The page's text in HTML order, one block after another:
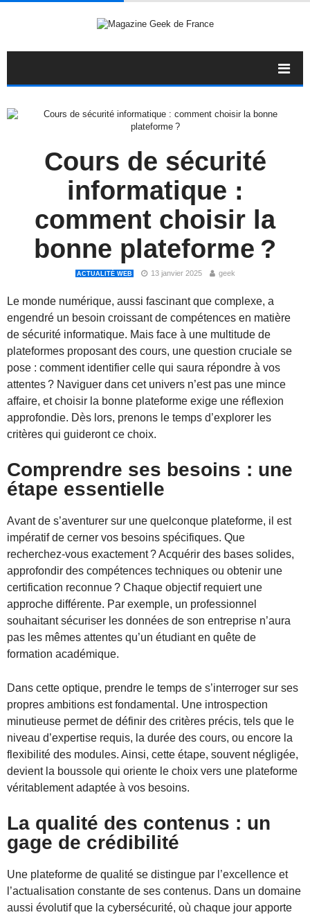
Cours de sécurité
informatique :
comment choisir la
bonne plateforme ?
ACTUALITÉ WEB 13 janvier 2025 geek
Le monde numérique, aussi fascinant que complexe, a
engendré un besoin croissant de compétences en matière
de sécurité informatique. Mais face à une multitude de
plateformes proposant des cours, une question cruciale se
pose : comment identifier celle qui saura répondre à vos
attentes ? Naviguer dans cet univers n’est pas une mince
affaire, et choisir la bonne plateforme exige une réflexion
approfondie. Dès lors, prenons le temps d’explorer les
critères qui guideront ce choix.
Comprendre ses besoins : une
étape essentielle
Avant de s’aventurer sur une quelconque plateforme, il est
impératif de cerner vos besoins spécifiques. Que
recherchez-vous exactement ? Acquérir des bases solides,
approfondir des compétences techniques ou obtenir une
certification reconnue ? Chaque objectif requiert une
approche différente. Par exemple, un professionnel
souhaitant sécuriser les données de son entreprise n’aura
pas les mêmes attentes qu’un étudiant en quête de
formation académique.
Dans cette optique, prendre le temps de s’interroger sur ses
propres ambitions est fondamental. Une introspection
minutieuse permet de définir des critères précis, tels que le
niveau d’expertise requis, la durée des cours, ou encore la
flexibilité des modules. Ainsi, cette étape, souvent négligée,
devient la boussole qui oriente le choix vers une plateforme
véritablement adaptée à vos besoins.
La qualité des contenus : un
gage de crédibilité
Une plateforme de qualité se distingue par l’excellence et
l’actualisation constante de ses contenus. Dans un domaine
aussi évolutif que la cybersécurité, où chaque jour apporte